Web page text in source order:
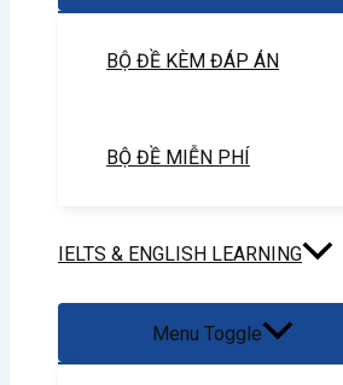
BỘ ĐỀ KÈM ĐÁP ÁN
BỘ ĐỀ MIỄN PHÍ
IELTS & ENGLISH LEARNING
Menu Toggle